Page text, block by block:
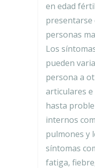
en edad
presentarse
personas
Los
pueden
persona a
articulares e
hasta
internos
pulmones y
síntomas
fatiga,